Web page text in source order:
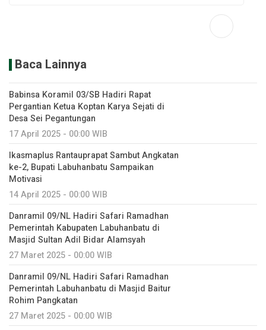
Baca Lainnya
Babinsa Koramil 03/SB Hadiri Rapat
Pergantian Ketua Koptan Karya Sejati di
Desa Sei Pegantungan
17 April 2025 - 00:00 WIB
Ikasmaplus Rantauprapat Sambut Angkatan
ke-2, Bupati Labuhanbatu Sampaikan
Motivasi
14 April 2025 - 00:00 WIB
Danramil 09/NL Hadiri Safari Ramadhan
Pemerintah Kabupaten Labuhanbatu di
Masjid Sultan Adil Bidar Alamsyah
27 Maret 2025 - 00:00 WIB
Danramil 09/NL Hadiri Safari Ramadhan
Pemerintah Labuhanbatu di Masjid Baitur
Rohim Pangkatan
27 Maret 2025 - 00:00 WIB